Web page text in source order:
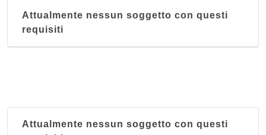
Attualmente nessun soggetto con questi
requisiti
Attualmente nessun soggetto con questi